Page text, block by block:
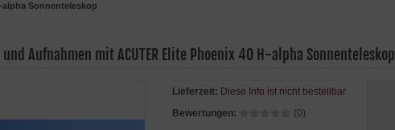
alpha Sonnenteleskop
Aufnahmen mit ACUTER Elite Phoenix 40 H-alpha Sonnenteleskop
Lieferzeit: Diese Info ist nicht bestellbar
Bewertungen:
(0)